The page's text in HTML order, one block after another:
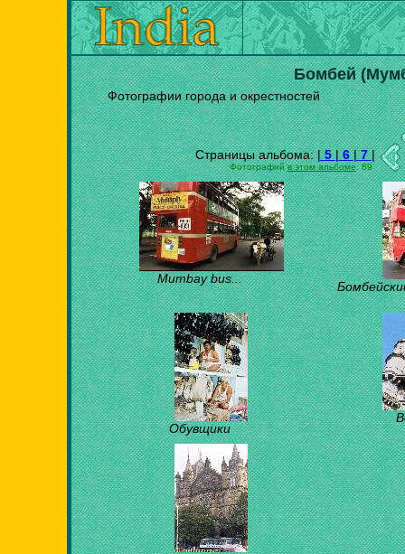
Бомбей
Фотографии города и окрестностей
Страницы альбома: |5|6|7|
Фотографийв этом альбоме: 89
Mumbay bus...
Обувщики